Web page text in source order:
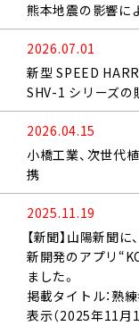
熊本地震の影響に
2026.07.01
新型 SPEED
SHV-1 シリーズの
2026.04.15
⼩橋⼯業、次世代
携
2025.11.19
【新聞】山陽新聞
新開発のアプリ
ました。
掲載タイトル：
表示（2025年11月